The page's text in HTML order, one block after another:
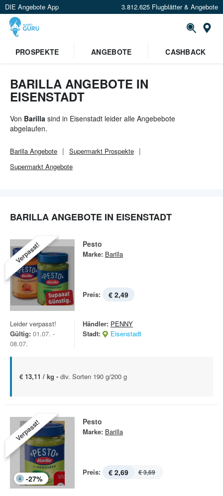
DIE Angebote App 3.812.625 Flugblätter & Angebote
PROSPEKTE
ANGEBOTE CASHBACK
BARILLA ANGEBOTE IN
EISENSTADT
Von Barilla sind in Eisenstadt leider alle Angebebote
abgelaufen.
Barilla Angebote Supermarkt Prospekte
Supermarkt Angebote
BARILLA ANGEBOTE IN EISENSTADT
Verpasst! Pesto
Marke: Barilla
Preis: € 2,49
Leider verpasst!
Gültig: 01.07. -
08.07.
Händler: PENNY
Stadt:
Eisenstadt
€ 13,11 / kg - div. Sorten 190 g/200 g
Verpasst!
-27%
Pesto
Marke: Barilla
Preis: € 2,69 € 3,69